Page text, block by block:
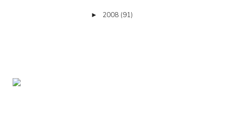
► 2008 (91)